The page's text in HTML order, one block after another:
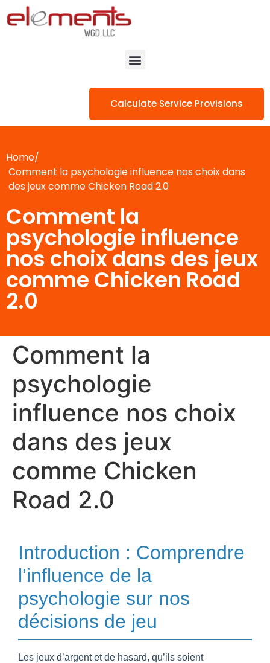
Calculate Service Provisions
Home/
Comment la psychologie influence nos choix dans
des jeux comme Chicken Road 2.0
Comment la
psychologie influence
nos choix dans des jeux
comme Chicken Road
2.0
Comment la
psychologie
influence nos choix
dans des jeux
comme Chicken
Road 2.0
Introduction : Comprendre
l’influence de la
psychologie sur nos
décisions de jeu
Les jeux d’argent et de hasard, qu’ils soient